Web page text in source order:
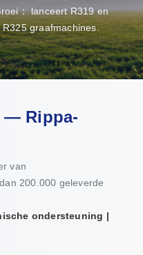
： lanceert R319 en
R325 graafmachines.
— Rippa-
van
200.000 geleverde
ondersteuning |